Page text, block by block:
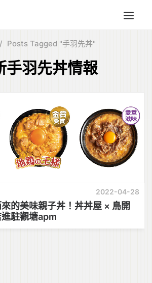
Posts Tagged "手羽先丼"
手羽先丼情報
2022-04-28
的美味親子丼！丼丼屋 × 鳥開
駐觀塘apm